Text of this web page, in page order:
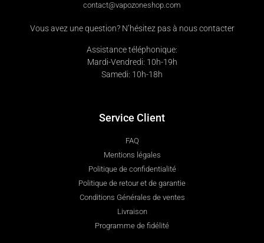
contact@vapozoneshop.com
Vous avez une question? N’hésitez pas à nous contacter
Assistance téléphonique:
Mardi-Vendredi: 10h-19h
Samedi: 10h-18h
Service Client
FAQ
Mentions légales
Politique de confidentialité
Politique de retour et de garantie
Conditions Générales de ventes
Livraison
Programme de fidélité